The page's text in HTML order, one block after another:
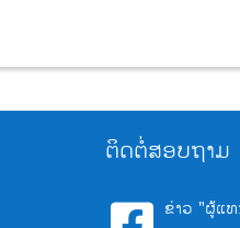
ຕິດຕໍ່ສອບຖາມ
ຂ່າວ "ຜູ້ແ